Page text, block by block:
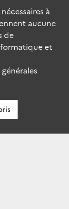
à
aucune
de
et